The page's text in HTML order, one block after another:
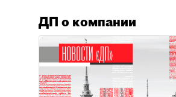
ДП о компании